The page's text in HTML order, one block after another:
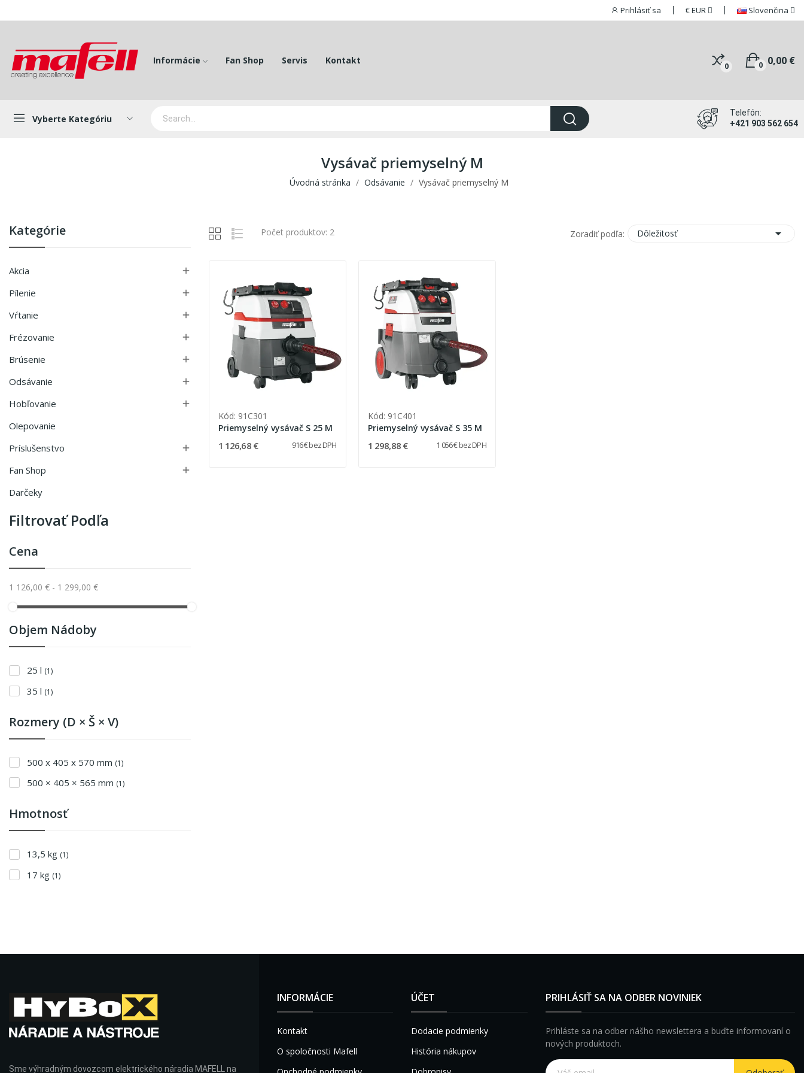
Prihlásiť sa €EUR Slovenčina
Informácie Fan Shop Servis Kontakt
0 0,00 €
0
Vyberte Kategóriu
Telefón:
+421 903 562 654
Vysávač priemyselný M
Úvodná stránka Odsávanie Vysávač priemyselný M
Kategórie
Akcia 
Pílenie 
Vŕtanie 
Frézovanie 
Brúsenie 
Odsávanie 
Hobľovanie 
Olepovanie
Príslušenstvo

Fan Shop 
Darčeky
Filtrovať Podľa
Cena
1 126,00 € - 1 299,00 €
Objem Nádoby
25 l (1)
35 l (1)
Rozmery (D × Š × V)
500 x 405 x 570 mm (1)
500 × 405 × 565 mm (1)
Hmotnosť
13,5 kg (1)
17 kg (1)
Počet produktov: 2 Zoradiť podľa: Dôležitosť 
Kód: 91C301
Priemyselný vysávač S 25 M
1 126,68 € 916 € bez DPH
Kód: 91C401
Priemyselný vysávač S 35 M
1 298,88 € 1 056 € bez DPH
Sme výhradným dovozcom elektrického náradia MAFELL na
INFORMÁCIE
Kontakt
O spoločnosti Mafell
ÚČET
Dodacie podmienky
História nákupov
PRIHLÁSIŤ SA NA ODBER NOVINIEK
Prihláste sa na odber nášho newslettera a buďte informovaní o
nových produktoch.